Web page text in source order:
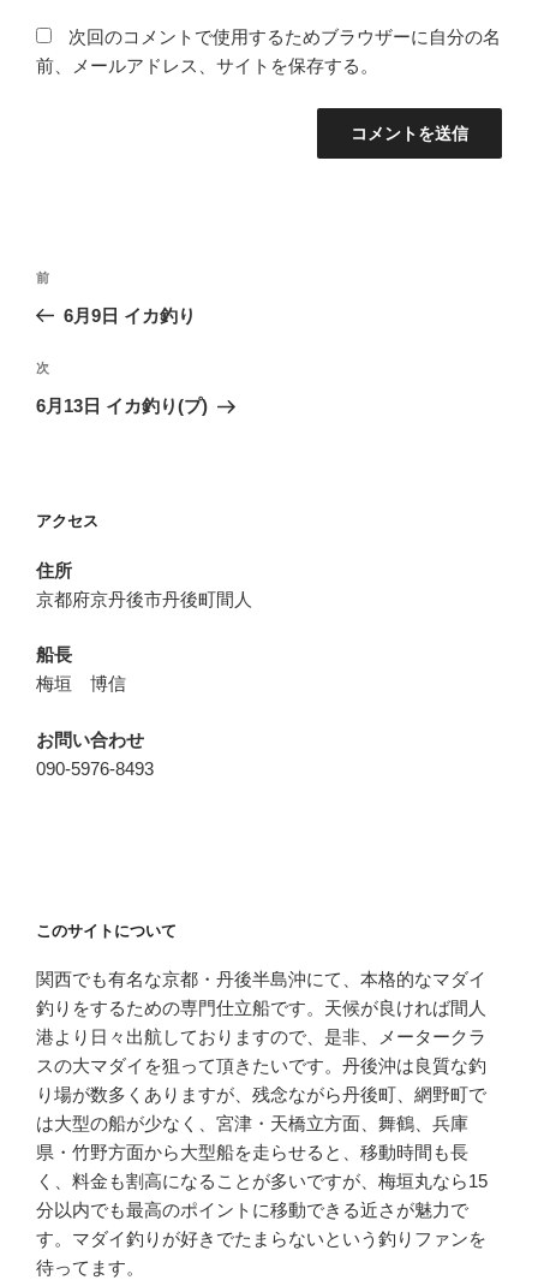
次回のコメントで使用するためブラウザーに自分の名
前、メールアドレス、サイトを保存する。
投
ビ
ゲ
ン
前
の
稿
前
6月9日 イカ釣り
次
の
次
6月13日 イカ釣り(プ)
アクセス
住所
京都府京丹後市丹後町間人
船長
梅垣 博信
お問い合わせ
090-5976-8493
このサイトについて
関西でも有名な京都・丹後半島沖にて、本格的なマダイ
釣りをするための専門仕立船です。天候が良ければ間人
港より日々出航しておりますので、是非、メータークラ
スの大マダイを狙って頂きたいです。丹後沖は良質な釣
り場が数多くありますが、残念ながら丹後町、網野町で
は大型の船が少なく、宮津・天橋立方面、舞鶴、兵庫
県・竹野方面から大型船を走らせると、移動時間も長
く、料金も割高になることが多いですが、梅垣丸なら15
分以内でも最高のポイントに移動できる近さが魅力で
す。マダイ釣りが好きでたまらないという釣りファンを
待ってます。